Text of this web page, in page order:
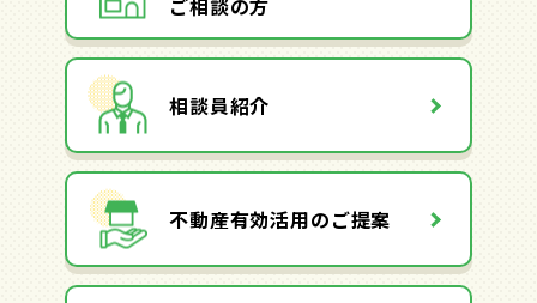
ご相談の方
相談員紹介
不動産有効活用のご提案